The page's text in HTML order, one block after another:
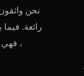
نحن
رائعة.
، فهي